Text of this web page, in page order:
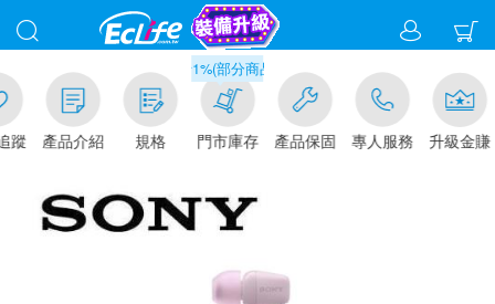
蹤 產品介紹 規格
滿千元門市取貨現折1%(部分商品不適用)-請點我看
門市庫存 產品保固 專人服務 升級金賺